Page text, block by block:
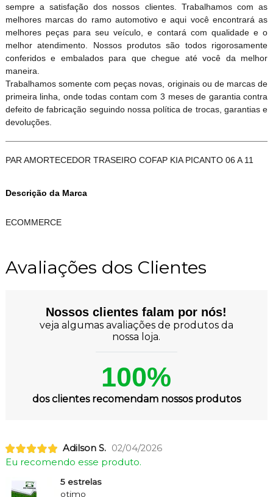
sempre a satisfação dos nossos clientes. Trabalhamos com as
melhores marcas do ramo automotivo e aqui você encontrará as
melhores peças para seu veículo, e contará com qualidade e o
melhor atendimento. Nossos produtos são todos rigorosamente
conferidos e embalados para que chegue até você da melhor
maneira.
Trabalhamos somente com peças novas, originais ou de marcas de
primeira linha, onde todas contam com 3 meses de garantia contra
defeito de fabricação seguindo nossa política de trocas, garantias e
devoluções.
PAR AMORTECEDOR TRASEIRO COFAP KIA PICANTO 06 A 11
Descrição da Marca
ECOMMERCE
Avaliações dos Clientes
Nossos clientes falam por nós!
veja algumas avaliações de produtos da
nossa loja.
100%
dos clientes recomendam nossos produtos
Adilson S. 02/04/2026
Eu recomendo esse produto.
5 estrelas
otimo